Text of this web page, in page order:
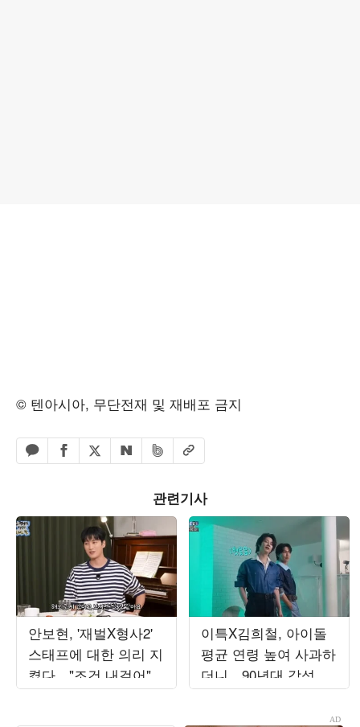
© 텐아시아, 무단전재 및 재배포 금지
카카오톡 공유하기
페이스북 공유하기
엑스 공유하기
네이버 공유하기
밴드 공유하기
URL복사
관련기사
안보현, '재벌X형사2'
스태프에 대한 의리 지
켰다…"조건 내걸어"
상남자 면모 ('목요일
이특X김희철, 아이돌
평균 연령 높여 사과하
더니…90년대 감성 재
해석 ('트기트기 이특')